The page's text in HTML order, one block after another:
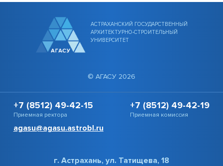
АСТРАХАНСКИЙ ГОСУДАРСТВЕННЫЙ
АРХИТЕКТУРНО-СТРОИТЕЛЬНЫЙ
УНИВЕРСИТЕТ
© АГАСУ 2026
+7 (8512) 49-42-15
Приемная ректора
agasu@agasu.astrobl.ru
+7 (8512) 49-42-19
Приемная комиссия
г. Астрахань, ул. Татищева, 18